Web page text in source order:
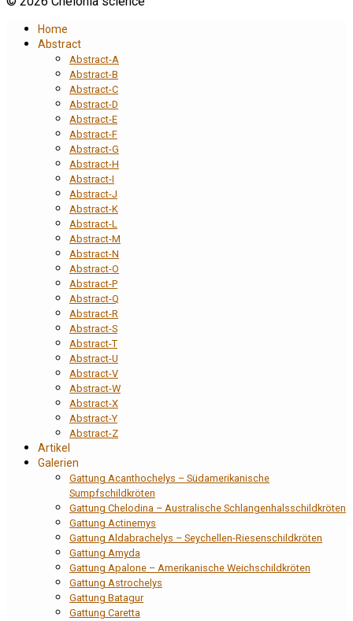
Home
Abstract
Abstract-A
Abstract-B
Abstract-C
Abstract-D
Abstract-E
Abstract-F
Abstract-G
Abstract-H
Abstract-I
Abstract-J
Abstract-K
Abstract-L
Abstract-M
Abstract-N
Abstract-O
Abstract-P
Abstract-Q
Abstract-R
Abstract-S
Abstract-T
Abstract-U
Abstract-V
Abstract-W
Abstract-X
Abstract-Y
Abstract-Z
Artikel
Galerien
Gattung Acanthochelys – Südamerikanische
Sumpfschildkröten
Gattung Chelodina – Australische Schlangenhalsschildkröten
Gattung Actinemys
Gattung Aldabrachelys – Seychellen-Riesenschildkröten
Gattung Amyda
Gattung Apalone – Amerikanische Weichschildkröten
Gattung Astrochelys
Gattung Batagur
Gattung Caretta